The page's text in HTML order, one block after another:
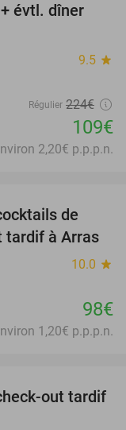
51%
évtl. dîner
9.5 star
Régulier 224€
109€
2,20€ p.p.p.n.
de
tardif à Arras
10.0 star
98€
1,20€ p.p.p.n.
43%
out tardif